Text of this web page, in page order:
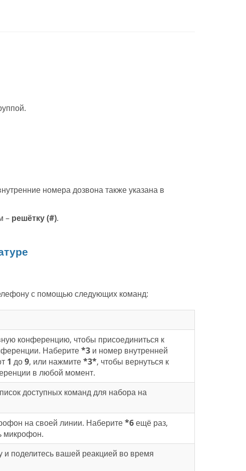
номера дозвона также указана в
– решётку (#).
с помощью следующих команд:
конференцию, чтобы присоединиться к
Наберите*3и номер внутренней
1 до9, или нажмите*3*, чтобы вернуться к
в любой момент.
доступных команд для набора на
на своей линии. Наберите*6ещё раз,
микрофон.
и поделитесь вашей реакцией во время